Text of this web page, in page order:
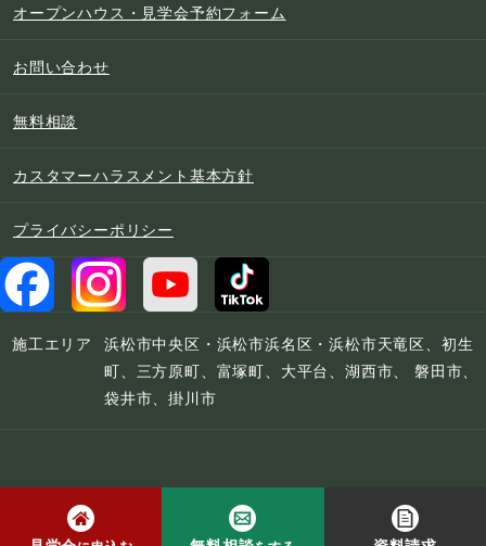
オープンハウス・見学会予約フォーム
お問い合わせ
無料相談
カスタマーハラスメント基本方針
プライバシーポリシー
施工エリア
浜松市中央区・浜松市浜名区・浜松市天竜区、初生
町、三方原町、富塚町、大平台、湖西市、 磐田市、
袋井市、掛川市